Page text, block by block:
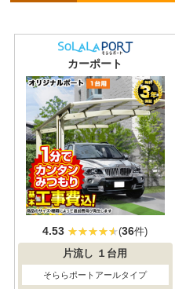
カーポート
4.53 (36件)
片流し １台用
そららポートアールタイプ